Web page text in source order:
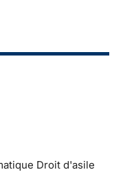
Droit d'asile